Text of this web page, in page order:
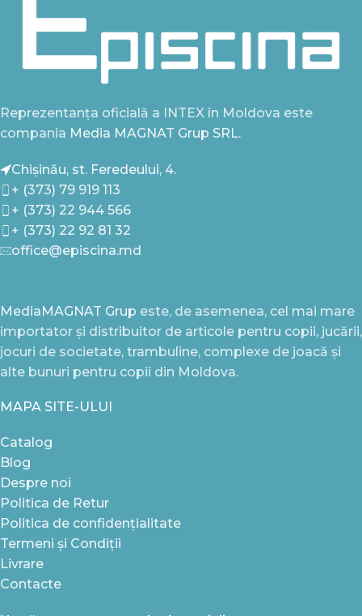
Reprezentanța oficială a INTEX în Moldova este
compania Media MAGNAT Grup SRL.
Chișinău, st. Feredeului, 4.
+ (373) 79 919 113
+ (373) 22 944 566
+ (373) 22 92 81 32
office@episcina.md
MediaMAGNAT Grup este, de asemenea, cel mai mare
importator și distribuitor de articole pentru copii, jucării,
jocuri de societate, trambuline, complexe de joacă și
alte bunuri pentru copii din Moldova.
MAPA SITE-ULUI
Catalog
Blog
Despre noi
Politica de Retur
Politica de confidențialitate
Termeni și Condiții
Livrare
Contacte